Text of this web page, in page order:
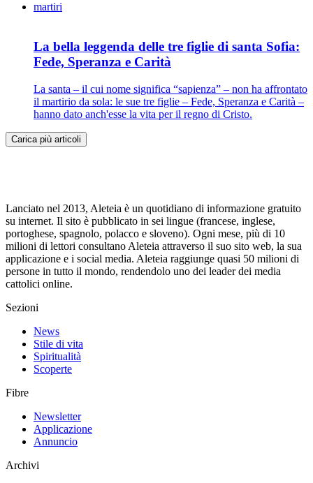
martiri
La bella leggenda delle tre figlie di santa Sofia:
Fede, Speranza e Carità
La santa – il cui nome significa “sapienza” – non ha affrontato
il martirio da sola: le sue tre figlie – Fede, Speranza e Carità –
hanno dato anch'esse la vita per il regno di Cristo.
Carica più articoli
Lanciato nel 2013, Aleteia è un quotidiano di informazione gratuito
su internet. Il sito è pubblicato in sei lingue (francese, inglese,
portoghese, spagnolo, polacco e sloveno). Ogni mese, più di 10
milioni di lettori consultano Aleteia attraverso il suo sito web, la sua
applicazione e i social media. Aleteia raggiunge quasi 50 milioni di
persone in tutto il mondo, rendendolo uno dei leader dei media
cattolici online.
Sezioni
News
Stile di vita
Spiritualità
Scoperte
Fibre
Newsletter
Applicazione
Annuncio
Archivi